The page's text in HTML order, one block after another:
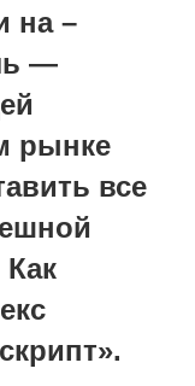
на –
—
рынке
все